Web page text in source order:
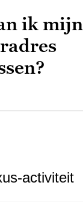
ik mijn
activiteit